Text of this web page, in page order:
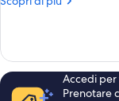
quadrupla
Accedi per
Prenotare